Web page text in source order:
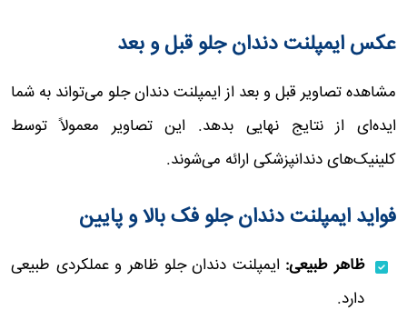
عکس ایمپلنت دندان جلو قبل و بعد
مشاهده تصاویر قبل و بعد از ایمپلنت دندان جلو می‌تواند به شما
ایده‌ای از نتایج نهایی بدهد. این تصاویر معمولاً توسط
کلینیک‌های دندانپزشکی ارائه می‌شوند.
فواید ایمپلنت دندان جلو فک بالا و پایین
ظاهر طبیعی: ایمپلنت دندان جلو ظاهر و عملکردی طبیعی
دارد.